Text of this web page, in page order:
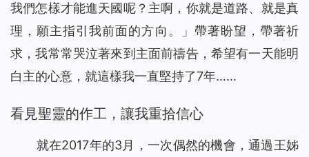
我們怎樣才能進天國呢？主啊，你就是道路、就是真
理，願主指引我前面的方向。」帶著盼望，帶著祈
求，我常常哭泣著來到主面前禱告，希望有一天能明
白主的心意，就這樣我一直堅持了7年……
看見聖靈的作工，讓我重拾信心
就在2017年的3月，一次偶然的機會，通過王姊